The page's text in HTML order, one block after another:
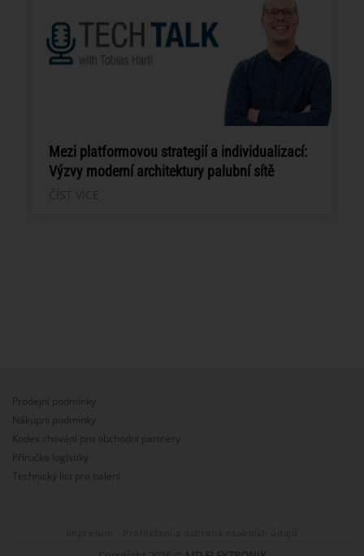
Mezi platformovou strategií a individualizací:
Výzvy moderní architektury palubní sítě
Prodejní podmínky
Nákupní podmínky
Kodex chování pro obchodní partnery
Příručka logistiky
Technický list pro balení